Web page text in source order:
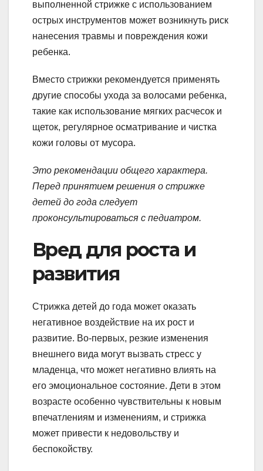
выполненной стрижке с использованием
острых инструментов может возникнуть риск
нанесения травмы и повреждения кожи
ребенка.
Вместо стрижки рекомендуется применять
другие способы ухода за волосами ребенка,
такие как использование мягких расчесок и
щеток, регулярное осматривание и чистка
кожи головы от мусора.
Это рекомендации общего характера.
Перед принятием решения о стрижке
детей до года следует
проконсультироваться с педиатром.
Вред для роста и
развития
Стрижка детей до года может оказать
негативное воздействие на их рост и
развитие. Во-первых, резкие изменения
внешнего вида могут вызвать стресс у
младенца, что может негативно влиять на
его эмоциональное состояние. Дети в этом
возрасте особенно чувствительны к новым
впечатлениям и изменениям, и стрижка
может привести к недовольству и
беспокойству.